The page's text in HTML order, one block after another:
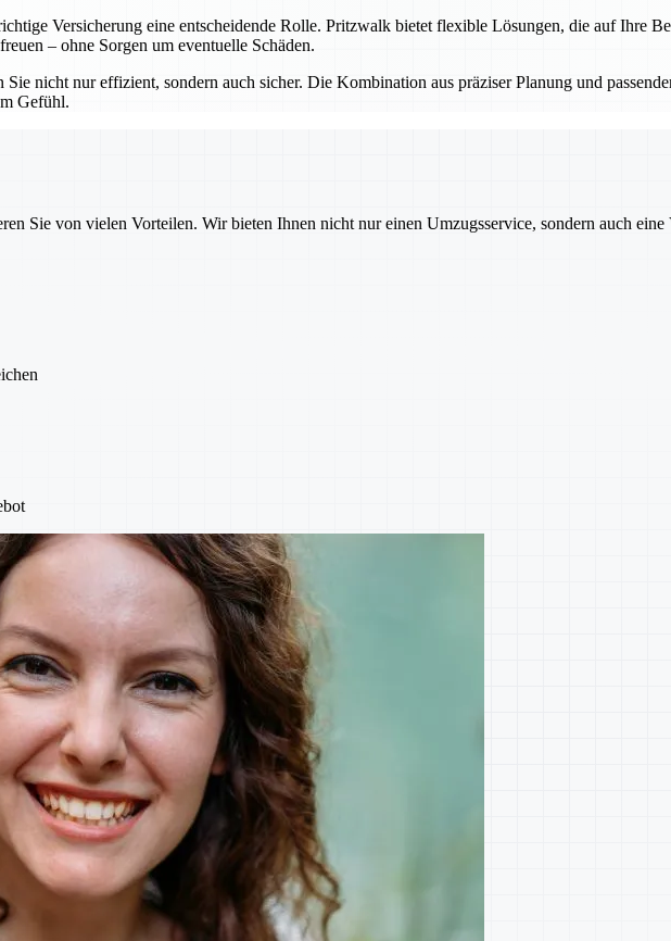
Versicherung eine entscheidende Rolle. Pritzwalk bietet flexible Lösungen, die auf Ihre
– ohne Sorgen um eventuelle Schäden.
nicht nur effizient, sondern auch sicher. Die Kombination aus präziser Planung und
Gefühl.
Sie von vielen Vorteilen. Wir bieten Ihnen nicht nur einen Umzugsservice, sondern auch